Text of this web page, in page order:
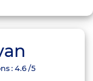
:4.6/5